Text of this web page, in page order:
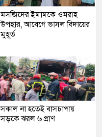
মসজিদের ইমামকে ওমরাহ
উপহার, আবেগে ভাসল বিদায়ের
মুহূর্ত
সকাল না হতেই বাসচাপায়
সড়কে ঝরল ৬ প্রাণ